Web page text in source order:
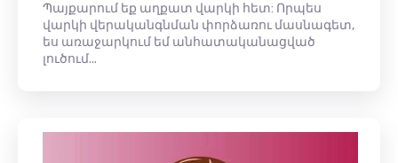
Պայքարում եք աղքատ վարկի հետ: Որպես
վարկի վերականգնման փորձառու մասնագետ,
ես առաջարկում եմ անհատականացված
լուծում...